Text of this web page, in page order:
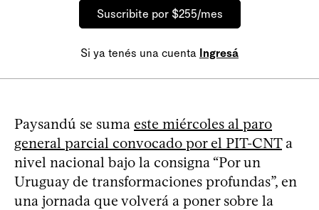
Suscribite por $255/mes
Si ya tenés una cuenta Ingresá
Paysandú se suma este miércoles al paro
general parcial convocado por el PIT-CNTa
nivel nacional bajo la consigna “Por un
Uruguay de transformaciones profundas”, en
una jornada que volverá a poner sobre la